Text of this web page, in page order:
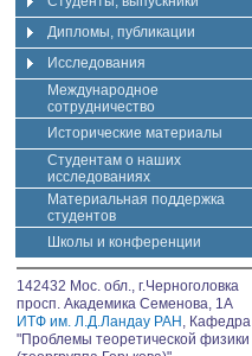
Дипломы, публикации
Исследования
Международное
сотрудничество
Исторические материалы
Студентам о наших
исследованиях
Материальная поддержка
студентов
Школы и конференции
142432 Мос. обл., г.Черноголовка
просп. Академика Семенова, 1А
ИТФ им. Л.Д.Ландау РАН , Кафедра
"Проблемы теоретической физики